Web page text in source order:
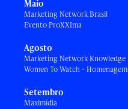
Maio
Marketing Network Brasil
Evento ProXXIma
Agosto
Marketing Network Knowledge
Women To Watch - Homenagem
Setembro
Maximídia